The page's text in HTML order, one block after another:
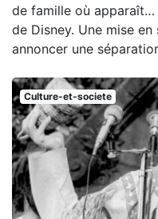
de famille où apparaît…
de Disney. Une mise
annoncer une
Culture-et-societe